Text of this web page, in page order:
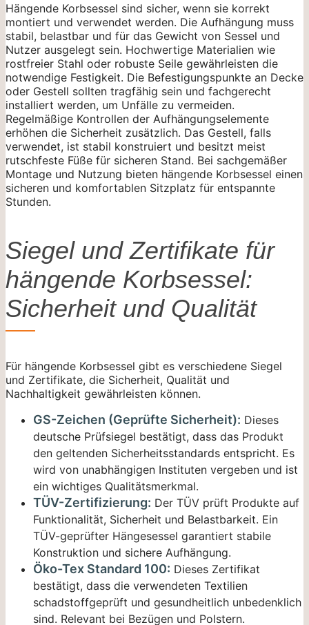
Hängende Korbsessel sind sicher, wenn sie korrekt
montiert und verwendet werden. Die Aufhängung muss
stabil, belastbar und für das Gewicht von Sessel und
Nutzer ausgelegt sein. Hochwertige Materialien wie
rostfreier Stahl oder robuste Seile gewährleisten die
notwendige Festigkeit. Die Befestigungspunkte an Decke
oder Gestell sollten tragfähig sein und fachgerecht
installiert werden, um Unfälle zu vermeiden.
Regelmäßige Kontrollen der Aufhängungselemente
erhöhen die Sicherheit zusätzlich. Das Gestell, falls
verwendet, ist stabil konstruiert und besitzt meist
rutschfeste Füße für sicheren Stand. Bei sachgemäßer
Montage und Nutzung bieten hängende Korbsessel einen
sicheren und komfortablen Sitzplatz für entspannte
Stunden.
Siegel und Zertifikate für
hängende Korbsessel:
Sicherheit und Qualität
Für hängende Korbsessel gibt es verschiedene Siegel
und Zertifikate, die Sicherheit, Qualität und
Nachhaltigkeit gewährleisten können.
GS-Zeichen (Geprüfte Sicherheit): Dieses
deutsche Prüfsiegel bestätigt, dass das Produkt
den geltenden Sicherheitsstandards entspricht. Es
wird von unabhängigen Instituten vergeben und ist
ein wichtiges Qualitätsmerkmal.
TÜV-Zertifizierung: Der TÜV prüft Produkte auf
Funktionalität, Sicherheit und Belastbarkeit. Ein
TÜV-geprüfter Hängesessel garantiert stabile
Konstruktion und sichere Aufhängung.
Öko-Tex Standard 100: Dieses Zertifikat
bestätigt, dass die verwendeten Textilien
schadstoffgeprüft und gesundheitlich unbedenklich
sind. Relevant bei Bezügen und Polstern.